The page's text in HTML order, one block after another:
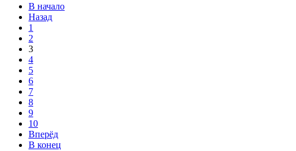
В начало
Назад
1
2
3
4
5
6
7
8
9
10
Вперёд
В конец